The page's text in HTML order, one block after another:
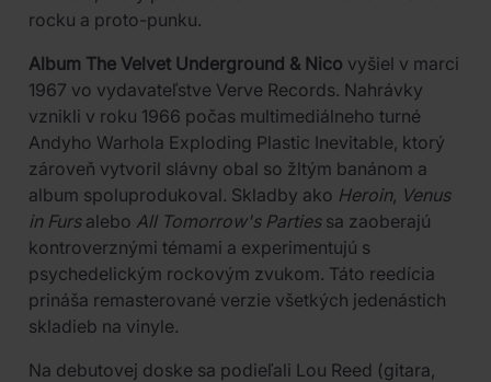
rocku a proto-punku.
Album The Velvet Underground & Nico vyšiel v marci
1967 vo vydavateľstve Verve Records. Nahrávky
vznikli v roku 1966 počas multimediálneho turné
Andyho Warhola Exploding Plastic Inevitable, ktorý
zároveň vytvoril slávny obal so žltým banánom a
album spoluprodukoval. Skladby ako Heroin, Venus
in Fursalebo All Tomorrow's Partiessa zaoberajú
kontroverznými témami a experimentujú s
psychedelickým rockovým zvukom. Táto reedícia
prináša remasterované verzie všetkých jedenástich
skladieb na vinyle.
Na debutovej doske sa podieľali Lou Reed (gitara,